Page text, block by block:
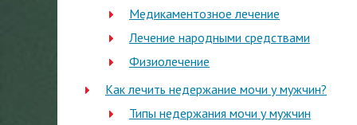
Медикаментозное лечение
Лечение народными средствами
Физиолечение
Как лечить недержание мочи у мужчин?
Типы недержания мочи у мужчин